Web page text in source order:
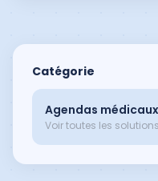
Catégorie
Agendas médicaux
Voir toutes les solutions